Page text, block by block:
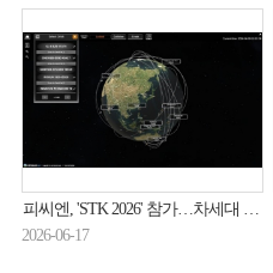
피씨엔, 'STK 2026' 참가…차세대 디지털 혁신 기술 소개
2026-06-17